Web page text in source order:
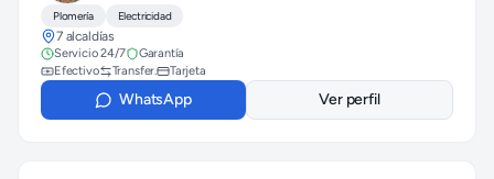
Plomería Electricidad
7 alcaldías
Servicio 24/7
Garantía
Efectivo
Transfer. Tarjeta
WhatsApp Ver perfil